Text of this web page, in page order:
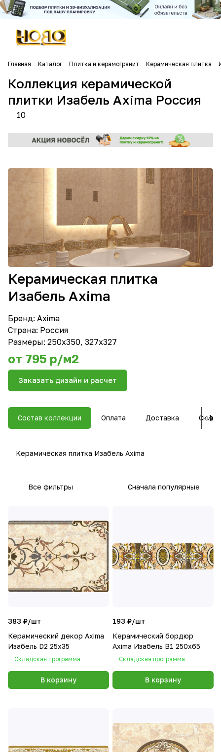
Главная Каталог Плитка и керамогранит Керамическая плитка
Коллекция керамической
плитки Изабель Axima Россия
10
Керамическая плитка
Изабель Axima
Бренд: Axima
Страна: Россия
Размеры: 250x350, 327x327
от 795 р/м2
Заказать дизайн и расчет
Состав коллекции Оплата Доставка
Керамическая плитка Изабель Axima
Все фильтры Сначала популярные
383 ₽/шт
Керамический декор Axima
Изабель D2 25x35
Складская программа
В корзину
193 ₽/шт
Керамический бордюр
Axima Изабель В1 250х65
Складская программа
В корзину